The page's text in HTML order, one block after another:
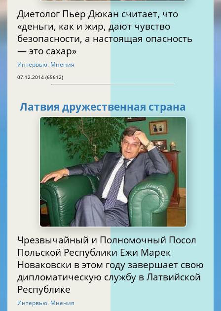
Диетолог Пьер Дюкан считает, что
«деньги, как и жир, дают чувство
безопасности, а настоящая опасность
— это сахар»
Интервью. Мнения
07.12.2014 (65612)
Латвия дружественная страна
Чрезвычайный и Полномочный Посол
Польской Республики Ежи Марек
Новаковски в этом году завершает свою
дипломатическую службу в Латвийской
Республике
Интервью. Мнения